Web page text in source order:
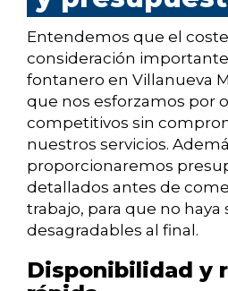
Entendemos que el
consideración
fontanero en Villanueva
que nos esforzamos por
competitivos sin
nuestros servicios.
proporcionaremos
detallados antes de
trabajo, para que no haya
desagradables al final.
Disponibilidad y